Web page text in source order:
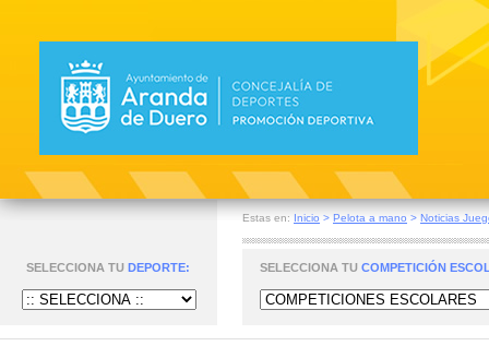
Estas en: Inicio > Pelota a mano > Noticias
SELECCIONA TUDEPORTE: SELECCIONA TU COMPETICIÓN